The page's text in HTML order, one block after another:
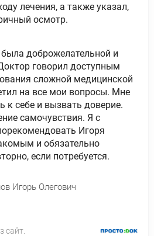
лечения, а также указал,
осмотр.
доброжелательной и
говорил доступным
сложной медицинской
на все мои вопросы. Мне
к себе и вызвать доверие.
самочувствия. Я с
Игоря
и обязательно
если потребуется.
Игорь Олегович
сайт.